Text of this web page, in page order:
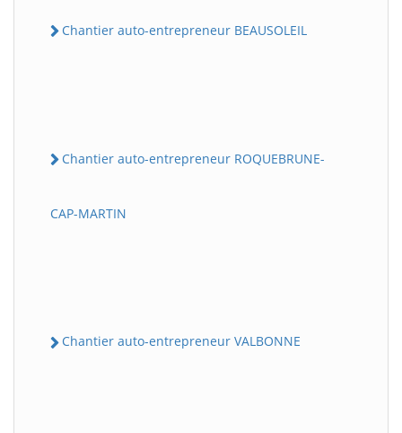
Chantier auto-entrepreneur BEAUSOLEIL
Chantier auto-entrepreneur ROQUEBRUNE-
CAP-MARTIN
Chantier auto-entrepreneur VALBONNE